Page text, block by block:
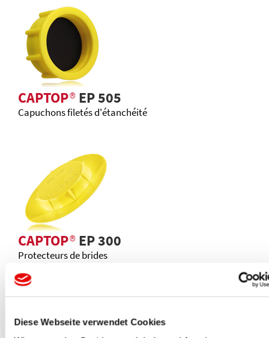
Diese Webseite verwendet Cookies
CAPTOP®EP 505
Capuchons filetés d'étanchéité
CAPTOP®EP 300
Protecteurs de brides